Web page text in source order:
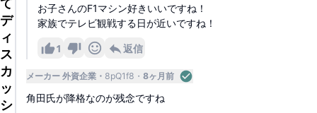
デ
ィ
ス
カ
ッ
シ
お子さんのF1マシン好きいいですね！
家族でテレビ観戦する日が近いですね！
1 返信
メーカー 外資企業 8pQ1f8 8ヶ月前
角田氏が降格なのが残念ですね